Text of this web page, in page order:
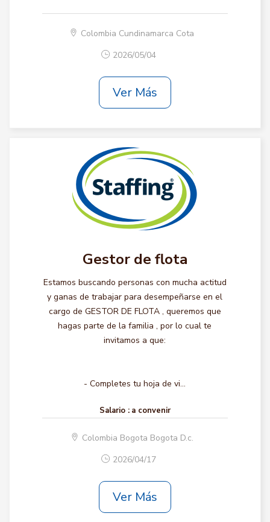
Colombia Cundinamarca Cota
2026/05/04
Ver Más
Gestor de flota
Estamos buscando personas con mucha actitud
y ganas de trabajar para desempeñarse en el
cargo de GESTOR DE FLOTA , queremos que
hagas parte de la familia , por lo cual te
invitamos a que:
- Completes tu hoja de vi...
Salario : a convenir
Colombia Bogota Bogota D.c.
2026/04/17
Ver Más